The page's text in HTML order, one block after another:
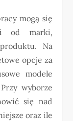
mogą się
od marki,
Na
opcje za
modele
wyborze
się nad
oraz ile